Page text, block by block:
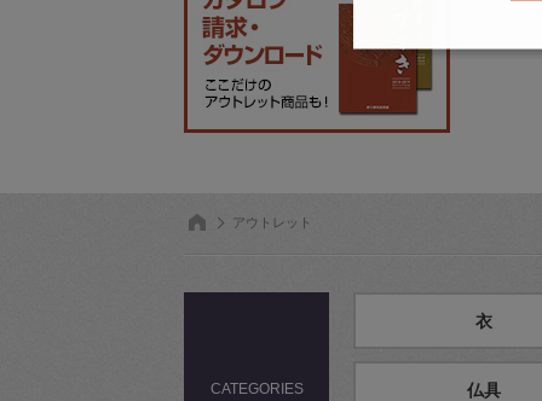
アウトレット
CATEGORIES
衣
仏具